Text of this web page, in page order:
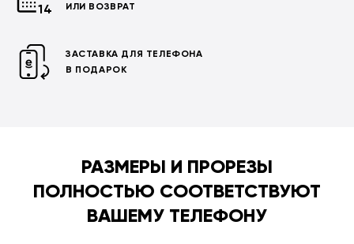
ИЛИ ВОЗВРАТ
ЗАСТАВКА ДЛЯ ТЕЛЕФОНА
В ПОДАРОК
РАЗМЕРЫ И ПРОРЕЗЫ
ПОЛНОСТЬЮ СООТВЕТСТВУЮТ
ВАШЕМУ ТЕЛЕФОНУ